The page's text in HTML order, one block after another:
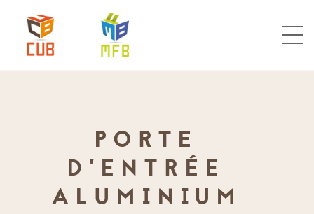
PORTE
D’ENTRÉE
ALUMINIUM